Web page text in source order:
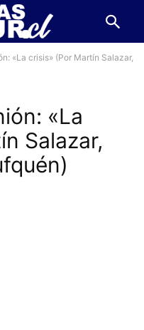
«La crisis» (Por Martín Salazar,
«La
Salazar,